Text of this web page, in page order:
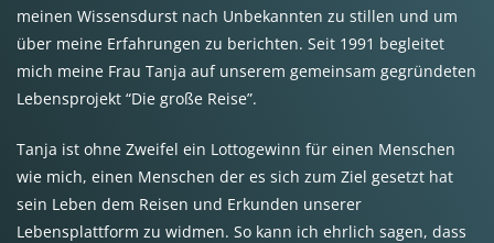
meinen Wissensdurst nach Unbekannten zu stillen und um
über meine Erfahrungen zu berichten. Seit 1991 begleitet
mich meine Frau Tanja auf unserem gemeinsam gegründeten
Lebensprojekt “Die große Reise”.
Tanja ist ohne Zweifel ein Lottogewinn für einen Menschen
wie mich, einen Menschen der es sich zum Ziel gesetzt hat
sein Leben dem Reisen und Erkunden unserer
Lebensplattform zu widmen. So kann ich ehrlich sagen, dass